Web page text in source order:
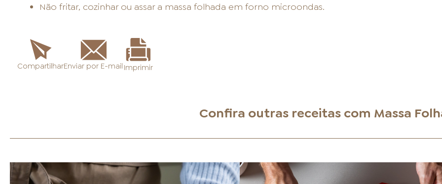
Não fritar, cozinhar ou assar a massa folhada em forno microondas.
CompartilharEnviar por E-mail Imprimir
Confira outras receitas com Massa